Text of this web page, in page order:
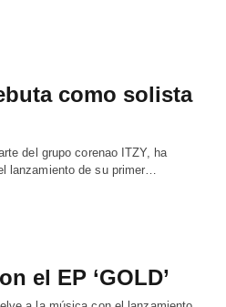
como solista
del grupo corenao ITZY, ha
lanzamiento de su primer…
el EP ‘GOLD’